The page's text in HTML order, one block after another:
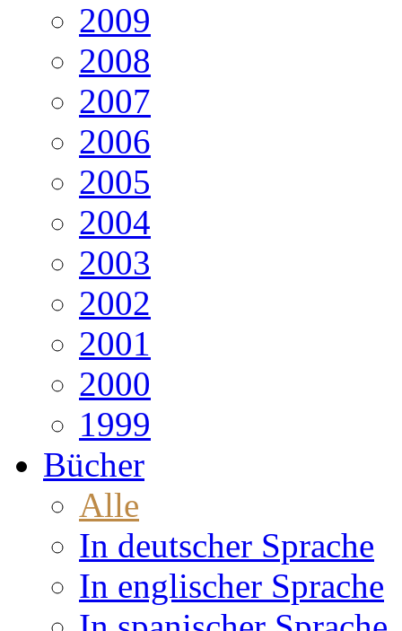
2009
2008
2007
2006
2005
2004
2003
2002
2001
2000
1999
Bücher
Alle
In deutscher Sprache
In englischer Sprache